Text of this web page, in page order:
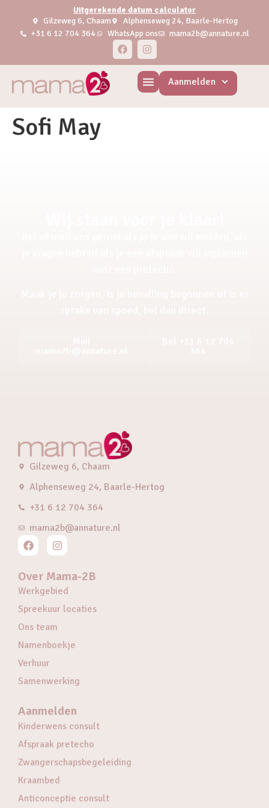
Uitgerekende datum calculator
Gilzeweg 6, Chaam
Alphenseweg 24, Baarle-Hertog
+31 6 12 704 364
WhatsApp ons mama2b@annature.nl
Aanmelden
Sofi May
Gilzeweg 6, Chaam
Alphenseweg 24, Baarle-Hertog
+31 6 12 704 364
mama2b@annature.nl
Over Mama-2B
Werkgebied
Spreekuur locaties
Ons team
Namenboekje
Verhuur
Samenwerking
Aanmelden
Kinderwens consult
Afspraak pretecho
Zwangerschapsbegeleiding
Kraambed
Anticonceptie consult